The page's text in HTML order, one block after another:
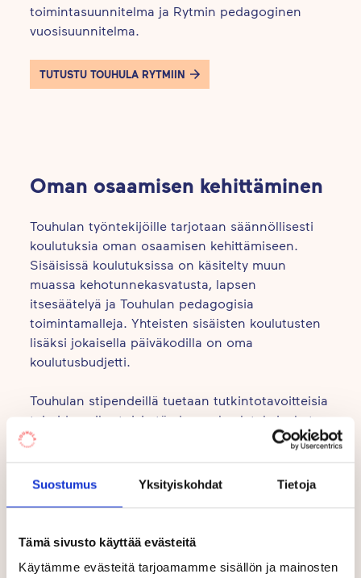
Suostumus Yksityiskohdat Tietoja
Tämä sivusto käyttää evästeitä
Käytämme evästeitä tarjoamamme sisällön ja mainosten
toimintasuunnitelma ja Rytmin pedagoginen
vuosisuunnitelma.
TUTUSTU TOUHULA RYTMIIN
Oman osaamisen kehittäminen
Touhulan työntekijöille tarjotaan säännöllisesti
koulutuksia oman osaamisen kehittämiseen.
Sisäisissä koulutuksissa on käsitelty muun
muassa kehotunnekasvatusta, lapsen
itsesäätelyä ja Touhulan pedagogisia
toimintamalleja. Yhteisten sisäisten koulutusten
lisäksi jokaisella päiväkodilla on oma
koulutusbudjetti.
Touhulan stipendeillä tuetaan tutkintotavoitteisia
tai pidempikestoisia täydennyskoulutuksia, kuten
ympäristökasvattajan erikoisammattitutkinnon tai
kasvatustieteen perusopintojen suorittamiseen
varhaiskasvatuksen opettajaksi opiskelevilla